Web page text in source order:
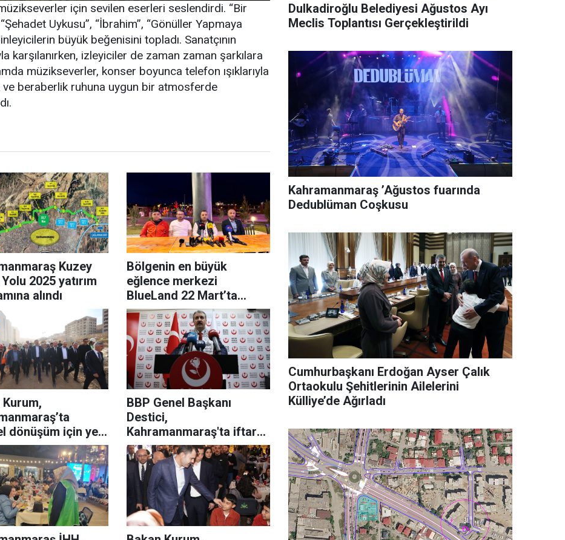
için sevilen eserleri seslendirdi. “Bir
Uykusu”, “İbrahim”, “Gönüller Yapmaya
büyük beğenisini topladı. Sanatçının
izleyiciler de zaman zaman şarkılara
müzikseverler, konser boyunca telefon ışıklarıyla
ve beraberlik ruhuna uygun bir atmosferde
Kuzey
2025 yatırım
alındı
Bölgenin en büyük
eğlence merkezi
BlueLand 22 Mart’ta
kapılarını açıyor
Kurum,
dönüşüm için yeni
verdi
BBP Genel Başkanı
Destici,
Kahramanmaraş'ta iftar
programında konuştu:
Dulkadiroğlu Belediyesi Ağustos Ayı
Meclis Toplantısı Gerçekleştirildi
Kahramanmaraş ’Ağustos fuarında
Dedublüman Coşkusu
Cumhurbaşkanı Erdoğan Ayser Çalık
Ortaokulu Şehitlerinin Ailelerini
Külliye’de Ağırladı